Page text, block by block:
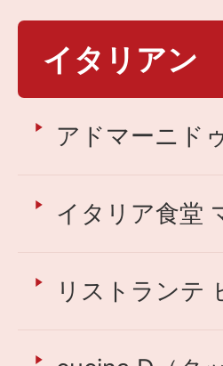
イタリアン
アドマーニド
イタリア食堂
リストランテ